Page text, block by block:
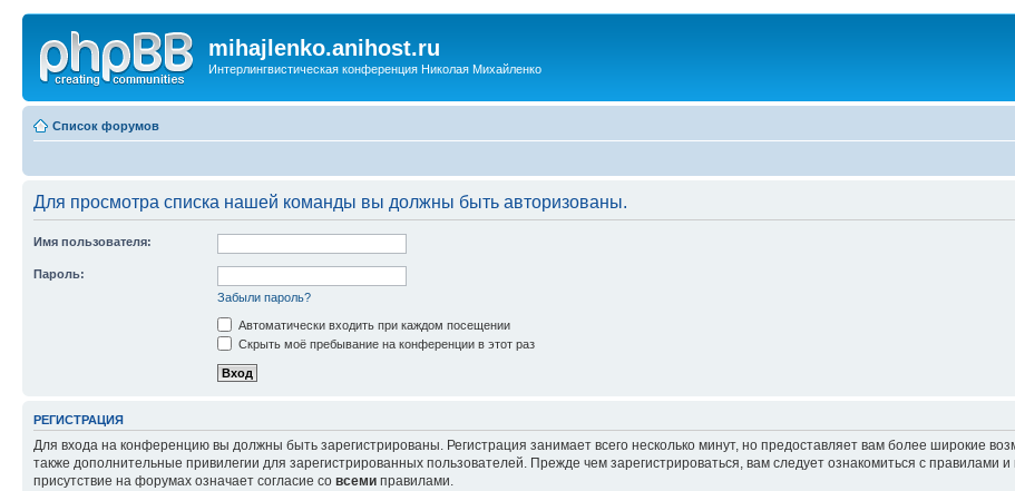
mihajlenko.anihost.ru
Интерлингвистическая конференция Николая Михайленко
Список форумов
Для просмотра списка нашей команды вы должны быть авторизованы.
Имя пользователя:
Пароль:
Забыли пароль?
Автоматически входить при каждом посещении
Скрыть моё пребывание на конференции в этот раз
РЕГИСТРАЦИЯ
Для входа на конференцию вы должны быть зарегистрированы. Регистрация занимает всего несколько минут, но предоставляет вам более широкие
также дополнительные привилегии для зарегистрированных пользователей. Прежде чем зарегистрироваться, вам следует ознакомиться с
присутствие на форумах означает согласие со всеми правилами.